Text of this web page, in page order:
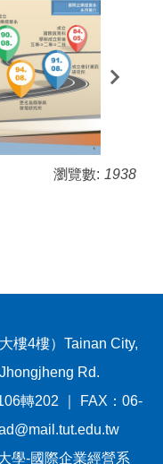
瀏覽數: 1938
樓4樓）Tainan City,
Rd.
轉202 ｜ FAX：06-
學-國際企業經營系